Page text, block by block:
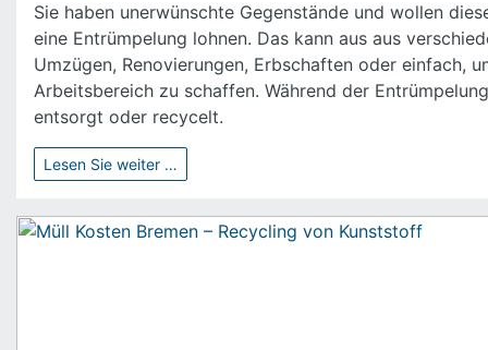
Sie haben unerwünschte Gegenstände und wollen
eine Entrümpelung lohnen. Das kann aus aus
Umzügen, Renovierungen, Erbschaften oder einfach,
Arbeitsbereich zu schaffen. Während der
entsorgt oder recycelt.
Lesen Sie weiter …